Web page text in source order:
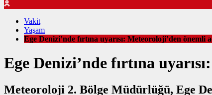
Vakit
Yaşam
Ege Denizi’nde fırtına uyarısı: Meteoroloji’den önemli
Ege Denizi’nde fırtına
Meteoroloji 2. Bölge Müdürlüğü, Ege